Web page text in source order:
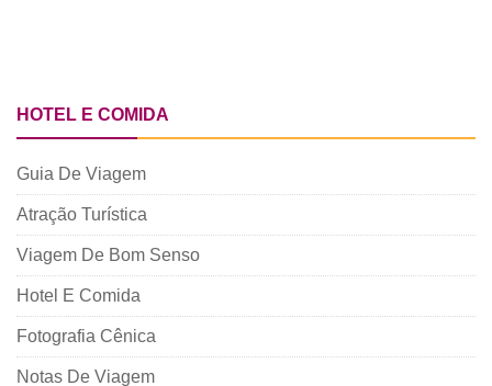
HOTEL E COMIDA
Guia De Viagem
Atração Turística
Viagem De Bom Senso
Hotel E Comida
Fotografia Cênica
Notas De Viagem